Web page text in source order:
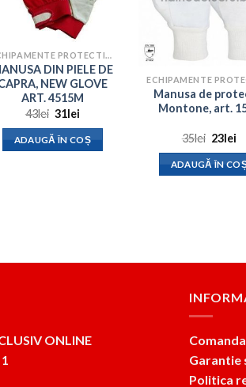
ECHIPAMENTE PROTECTIA MUNCII
DIN PIELE DE
NEW GLOVE
ART. 4515M
43lei Prețul
a
fost:
31lei
este:
31lei.
ADAUGĂ ÎN COȘ
Manusa de
Montone, art.
35lei Prețul
a
fost:
23lei
ADAUGĂ ÎN
ONLINE
Garantie
Politica